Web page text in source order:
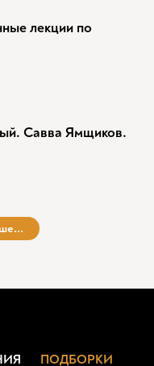
лекции по
Савва Ямщиков.
ПОДБОРКИ